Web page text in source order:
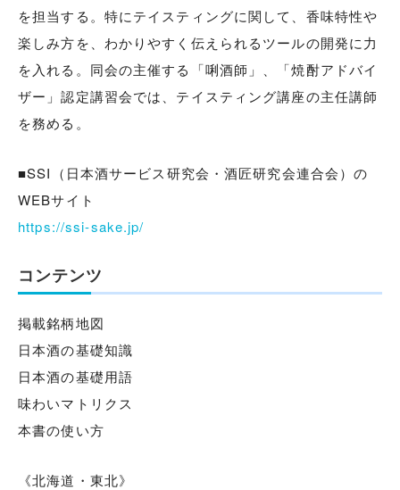
を担当する。特にテイスティングに関して、香味特性や
楽しみ方を、わかりやすく伝えられるツールの開発に力
を入れる。同会の主催する「唎酒師」、「焼酎アドバイ
ザー」認定講習会では、テイスティング講座の主任講師
を務める。
■SSI（日本酒サービス研究会・酒匠研究会連合会）の
WEBサイト
https://ssi-sake.jp/
コンテンツ
掲載銘柄地図
日本酒の基礎知識
日本酒の基礎用語
味わいマトリクス
本書の使い方
《北海道・東北》